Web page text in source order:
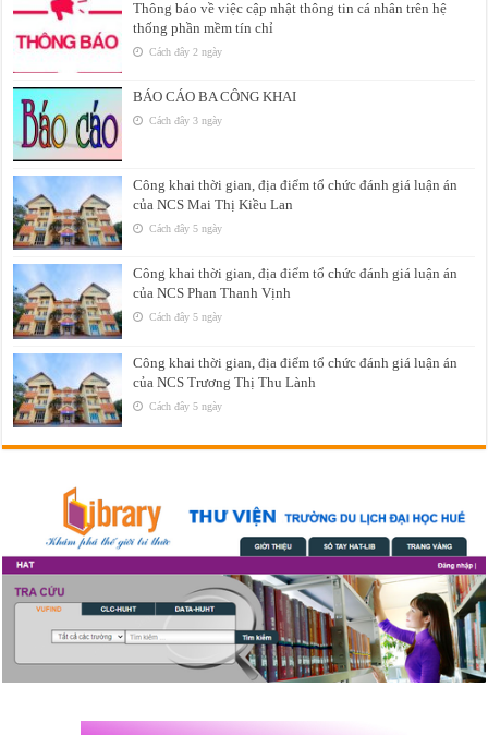
Thông báo về việc cập nhật thông tin cá nhân trên hệ
thống phần mềm tín chỉ
Cách đây 2 ngày
BÁO CÁO BA CÔNG KHAI
Cách đây 3 ngày
Công khai thời gian, địa điểm tổ chức đánh giá luận án
của NCS Mai Thị Kiều Lan
Cách đây 5 ngày
Công khai thời gian, địa điểm tổ chức đánh giá luận án
của NCS Phan Thanh Vịnh
Cách đây 5 ngày
Công khai thời gian, địa điểm tổ chức đánh giá luận án
của NCS Trương Thị Thu Lành
Cách đây 5 ngày